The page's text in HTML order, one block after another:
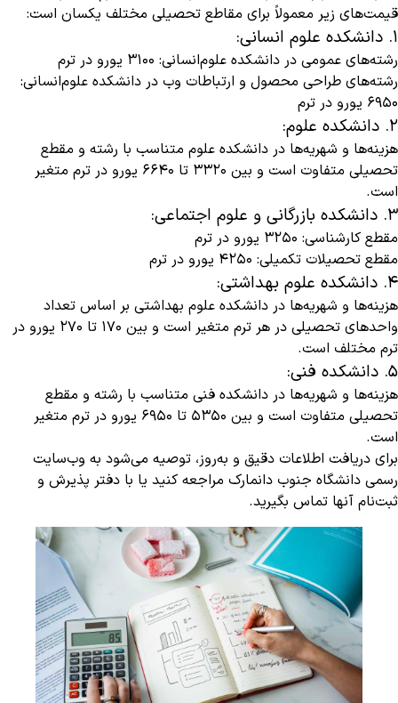
قیمت‌های زیر معمولاً برای مقاطع تحصیلی مختلف یکسان است:
1. دانشکده علوم انسانی:
رشته‌های عمومی در دانشکده علوم‌انسانی: 3100 یورو در ترم
رشته‌های طراحی محصول و ارتباطات وب در دانشکده علوم‌انسانی:
6950 یورو در ترم
2. دانشکده علوم:
هزینه‌ها و شهریه‌ها در دانشکده علوم متناسب با رشته و مقطع
تحصیلی متفاوت است و بین 3320 تا 6640 یورو در ترم متغیر
است.
3. دانشکده بازرگانی و علوم اجتماعی:
مقطع کارشناسی: 3250 یورو در ترم
مقطع تحصیلات تکمیلی: 4250 یورو در ترم
4. دانشکده علوم بهداشتی:
هزینه‌ها و شهریه‌ها در دانشکده علوم بهداشتی بر اساس تعداد
واحد‌های تحصیلی در هر ترم متغیر است و بین 170 تا 270 یورو در
ترم مختلف است.
5. دانشکده فنی:
هزینه‌ها و شهریه‌ها در دانشکده فنی متناسب با رشته و مقطع
تحصیلی متفاوت است و بین 5350 تا 6950 یورو در ترم متغیر
است.
برای دریافت اطلاعات دقیق و به‌روز، توصیه می‌شود به وب‌سایت
رسمی دانشگاه جنوب دانمارک مراجعه کنید یا با دفتر پذیرش و
ثبت‌نام آنها تماس بگیرید.